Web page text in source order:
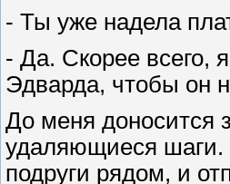
- Ты уже надела
- Да. Скорее всего,
Эдварда, чтобы он
До меня доносится
удаляющиеся шаги.
подруги рядом, и